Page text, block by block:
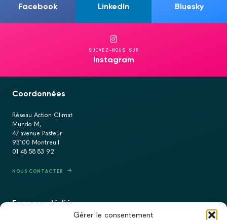
Gérer le consentement
Facebook LinkedIn Bluesky
SUIVEZ-NOUS SUR
Instagram
Coordonnées
Réseau Action Climat
Mundo M,
47 avenue Pasteur
93100 Montreuil
01 48 58 83 92
NOUS CONTACTER
Espaces dédiés